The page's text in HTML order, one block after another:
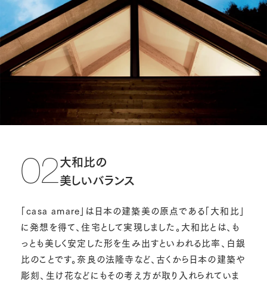
02大和比の
美しいバランス
「casa amare」は日本の建築美の原点である「大和比」
に発想を得て、住宅として実現しました。大和比とは、も
っとも美しく安定した形を生み出すといわれる比率、白銀
比のことです。奈良の法隆寺など、古くから日本の建築や
彫刻、生け花などにもその考え方が取り入れられていま